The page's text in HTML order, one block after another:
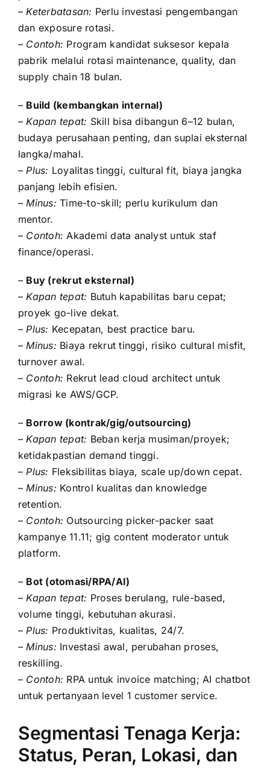
– Keterbatasan: Perlu investasi pengembangan
dan exposure rotasi.
– Contoh: Program kandidat suksesor kepala
pabrik melalui rotasi maintenance, quality, dan
supply chain 18 bulan.
– Build (kembangkan internal)
– Kapan tepat: Skill bisa dibangun 6–12 bulan,
budaya perusahaan penting, dan suplai eksternal
langka/mahal.
– Plus: Loyalitas tinggi, cultural fit, biaya jangka
panjang lebih efisien.
– Minus: Time-to-skill; perlu kurikulum dan
mentor.
– Contoh: Akademi data analyst untuk staf
finance/operasi.
– Buy (rekrut eksternal)
– Kapan tepat: Butuh kapabilitas baru cepat;
proyek go-live dekat.
– Plus: Kecepatan, best practice baru.
– Minus: Biaya rekrut tinggi, risiko cultural misfit,
turnover awal.
– Contoh: Rekrut lead cloud architect untuk
migrasi ke AWS/GCP.
– Borrow (kontrak/gig/outsourcing)
– Kapan tepat: Beban kerja musiman/proyek;
ketidakpastian demand tinggi.
– Plus: Fleksibilitas biaya, scale up/down cepat.
– Minus: Kontrol kualitas dan knowledge
retention.
– Contoh: Outsourcing picker-packer saat
kampanye 11.11; gig content moderator untuk
platform.
– Bot (otomasi/RPA/AI)
– Kapan tepat: Proses berulang, rule-based,
volume tinggi, kebutuhan akurasi.
– Plus: Produktivitas, kualitas, 24/7.
– Minus: Investasi awal, perubahan proses,
reskilling.
– Contoh: RPA untuk invoice matching; AI chatbot
untuk pertanyaan level 1 customer service.
Segmentasi Tenaga Kerja:
Status, Peran, Lokasi, dan